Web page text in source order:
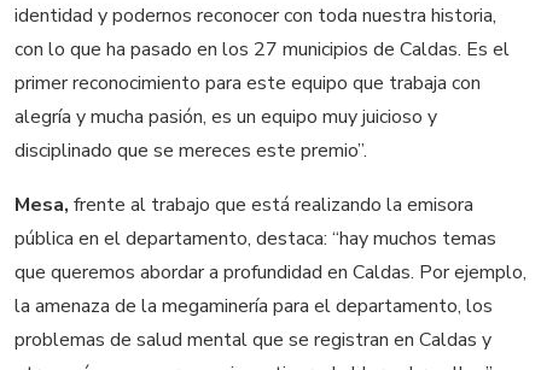
identidad y podernos reconocer con toda nuestra historia,
con lo que ha pasado en los 27 municipios de Caldas. Es el
primer reconocimiento para este equipo que trabaja con
alegría y mucha pasión, es un equipo muy juicioso y
disciplinado que se mereces este premio”.
Mesa, frente al trabajo que está realizando la emisora
pública en el departamento, destaca: “hay muchos temas
que queremos abordar a profundidad en Caldas. Por ejemplo,
la amenaza de la megaminería para el departamento, los
problemas de salud mental que se registran en Caldas y